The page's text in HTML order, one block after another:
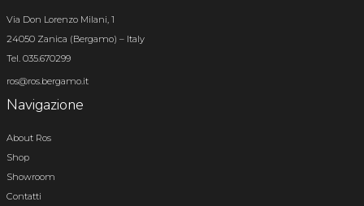
Via Don Lorenzo Milani, 1
24050 Zanica (Bergamo) – Italy
Tel. 035.670299
ros@ros.bergamo.it
Navigazione
About Ros
Shop
Showroom
Contatti